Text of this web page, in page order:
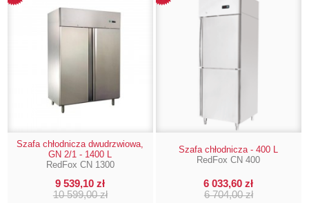
Szafa chłodnicza dwudrzwiowa,
GN 2/1 - 1400 L
RedFox CN 1300
9 539,10 zł
10 599,00 zł
Szafa chłodnicza - 400 L
RedFox CN 400
6 033,60 zł
6 704,00 zł